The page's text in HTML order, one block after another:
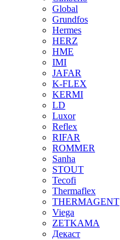
Global
Grundfos
Hermes
HERZ
HME
IMI
JAFAR
K-FLEX
KERMI
LD
Luxor
Reflex
RIFAR
ROMMER
Sanha
STOUT
Tecofi
Thermaflex
THERMAGENT
Viega
ZETKAMA
Декаст